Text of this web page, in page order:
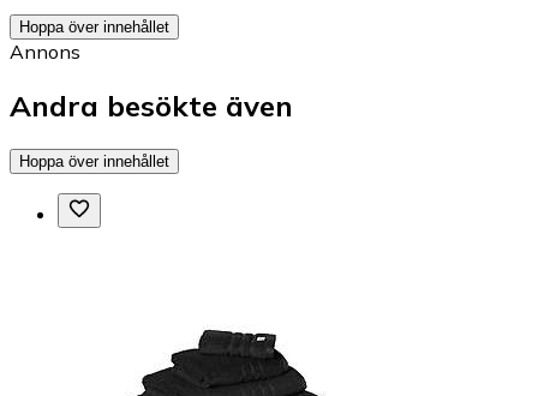
Hoppa över innehållet
Annons
Andra besökte även
Hoppa över innehållet